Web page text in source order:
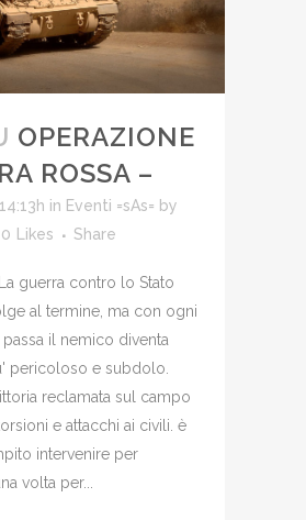
OPERAZIONE
ROSSA –
in Eventi =sAs= by
0 Likes Share
guerra contro lo Stato
al termine, ma con ogni
il nemico diventa
pericoloso e subdolo.
reclamata sul campo
e attacchi ai civili. è
intervenire per
volta per...